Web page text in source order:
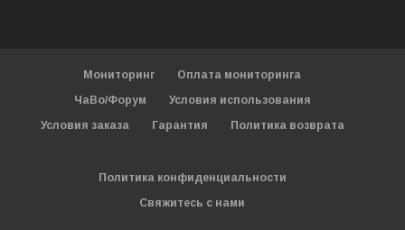
Мониторинг
Оплата мониторинга
ЧаВо/Форум
Условия использования
Условия заказа
Гарантия Политика возврата
Политика конфиденциальности
Свяжитесь с нами